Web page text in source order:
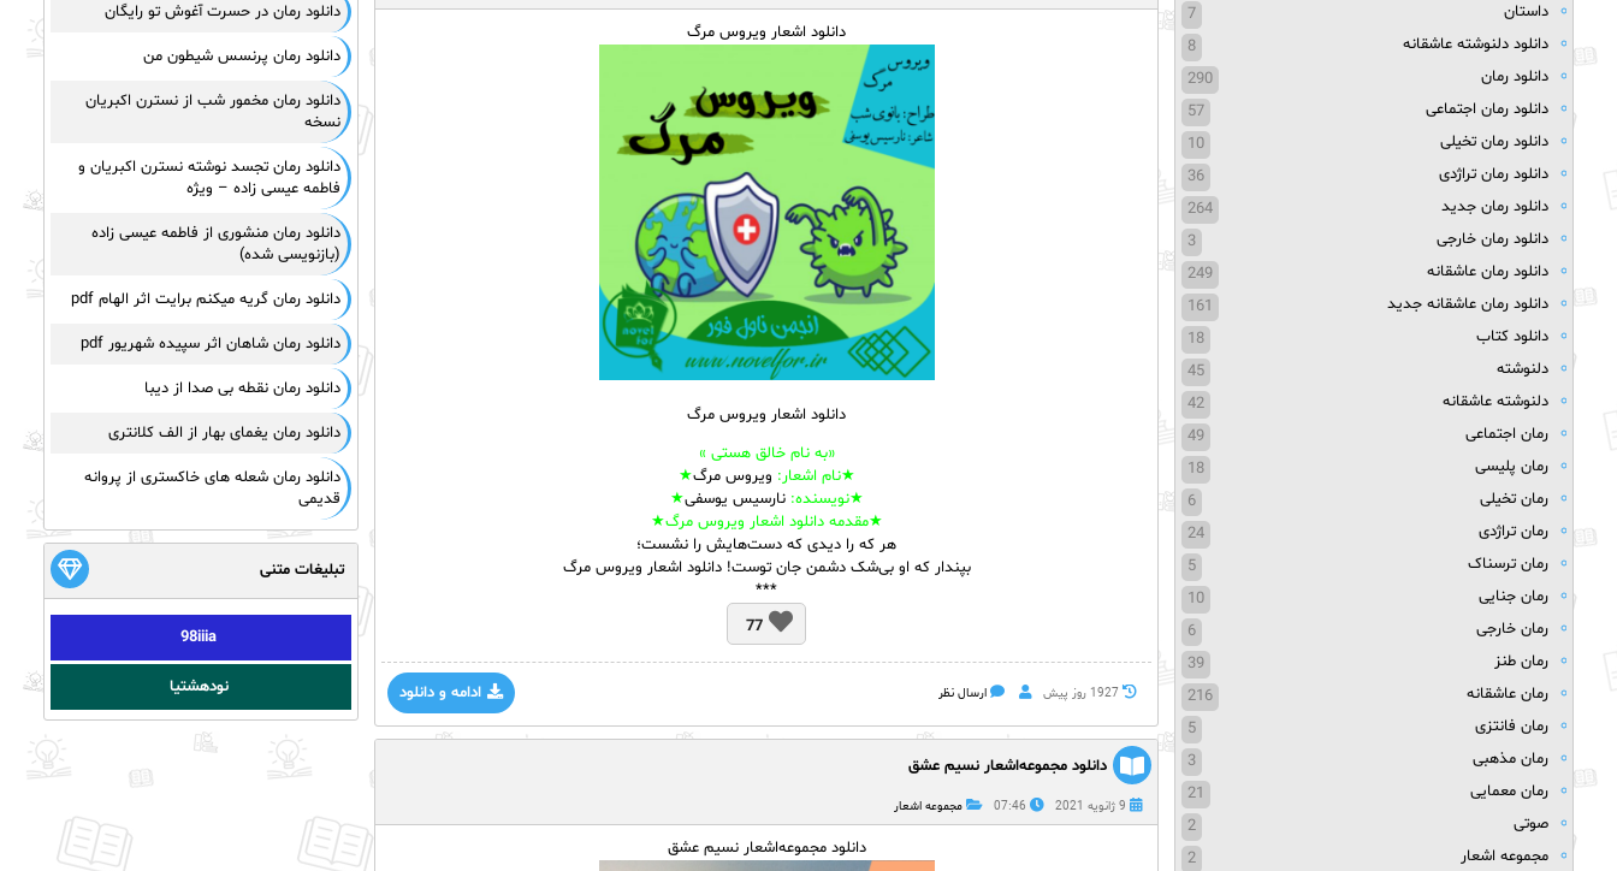
دانلود اشعار ویروس مرگ
دانلود اشعار ویروس مرگ
«به نام خالق هستی »
★نام اشعار: ویروس مرگ★
★نویسنده:نارسیس یوسفی★
★مقدمه دانلود اشعار ویروس مرگ★
هر که را دیدی که دست‌هایش را نشست؛
بپندار که او بی‌شک دشمن جان توست! دانلود اشعار ویروس مرگ
***
77
ادامه و دانلود 1927 روز پيش ارسال نظر
دانلود مجموعه‌اشعار نسیم عشق
9 ژانویه 2021 07:46 مجموعه اشعار
دانلود مجموعه‌اشعار نسیم عشق
داستان
7
دانلود دلنوشته عاشقانه
8
دانلود رمان
290
دانلود رمان اجتماعی
57
دانلود رمان تخیلی
10
دانلود رمان تراژدی
36
دانلود رمان جدید
264
دانلود رمان خارجی
3
دانلود رمان عاشقانه
249
دانلود رمان عاشقانه جدید
161
دانلود کتاب
18
دلنوشته
45
دلنوشته عاشقانه
42
رمان اجتماعی
49
رمان پلیسی
18
رمان تخیلی
6
رمان تراژدی
24
رمان ترسناک
5
رمان جنایی
10
رمان خارجی
6
رمان طنز
39
رمان عاشقانه
216
رمان فانتزی
5
رمان مذهبی
3
رمان معمایی
21
صوتی
2
مجموعه اشعار
2
دانلود رمان در حسرت آغوش تو رایگان
دانلود رمان پرنسس شیطون من
دانلود رمان مخمور شب از نسترن اکبریان
نسخه
دانلود رمان تجسد نوشته نسترن اکبریان و
فاطمه عیسی زاده – ویژه
دانلود رمان منشوری از فاطمه عیسی زاده
(بازنویسی شده)
دانلود رمان گریه میکنم برایت اثر الهام pdf
دانلود رمان شاهان اثر سپیده شهریور pdf
دانلود رمان نقطه بی صدا از دیبا
دانلود رمان یغمای بهار از الف کلانتری
دانلود رمان شعله های خاکستری از پروانه
قدیمی
تبلیغات متنی
98iiia
نودهشتیا